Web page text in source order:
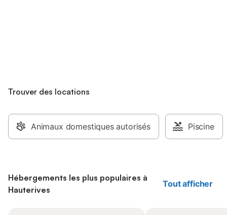
Trouver des locations
Animaux domestiques autorisés Piscine
Hébergements les plus populaires à
Hauterives
Tout afficher